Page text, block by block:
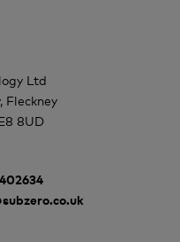
Ltd
Fleckney
8UD